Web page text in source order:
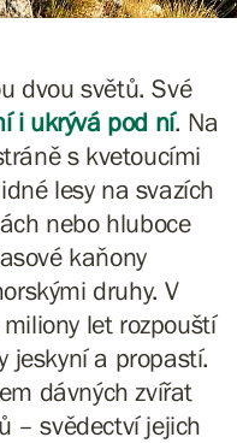
dvou světů. Své
i ukrývá pod ní. Na
s kvetoucími
lesy na svazích
nebo hluboce
kaňony
druhy. V
let rozpouští
jeskyní a propastí.
dávných zvířat
– svědectví jejich